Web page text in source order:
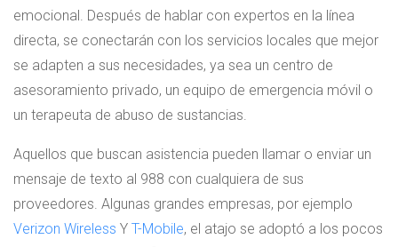
emocional. Después de hablar con expertos en la línea
directa, se conectarán con los servicios locales que mejor
se adapten a sus necesidades, ya sea un centro de
asesoramiento privado, un equipo de emergencia móvil o
un terapeuta de abuso de sustancias.
Aquellos que buscan asistencia pueden llamar o enviar un
mensaje de texto al 988 con cualquiera de sus
proveedores. Algunas grandes empresas, por ejemplo
Verizon Wireless Y T-Mobile, el atajo se adoptó a los pocos